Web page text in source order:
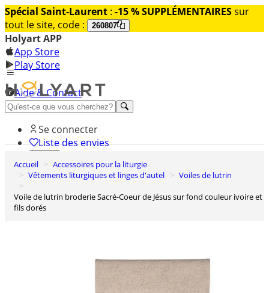
Spécial Saint-Laurent : -15 % SUPPLÉMENTAIRESsur
tout le site, code :
260807
Holyart APP
App Store
Play Store
Aide & Contact
Découvrez Premium
Se connecter
Liste des envies
0
Panier
Accueil
Accessoires pour la liturgie
Vêtements liturgiques et linges d'autel
Voiles de lutrin
Voile de lutrin broderie Sacré-Coeur de Jésus sur fond couleur ivoire et
fils dorés